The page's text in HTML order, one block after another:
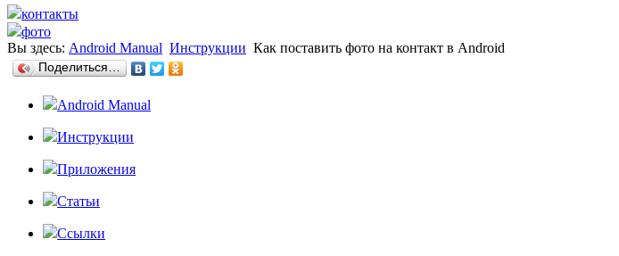
контакты
фото
Вы здесь: Android Manual Инструкции Как поставить фото на контакт в Android
Поделиться…
Android Manual
Инструкции
Приложения
Статьи
Ссылки